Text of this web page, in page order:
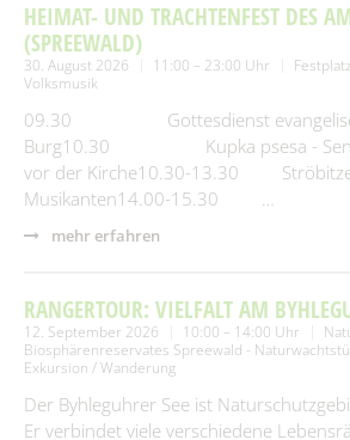
HEIMAT- UND TRACHTENFEST DES
(SPREEWALD)
30. August 2026 11:00 – 23:00 Uhr Festplatz
Volksmusik
09.30 Gottesdienst
Burg10.30 Kupka psesa -
vor der Kirche10.30-13.30
Musikanten14.00-15.30 …
mehr erfahren
RANGERTOUR: VIELFALT AM
12. September 2026 10:00 – 14:00 Uhr
Biosphärenreservates Spreewald -
Exkursion / Wanderung
Der Byhleguhrer See ist
Er verbindet viele verschiedene